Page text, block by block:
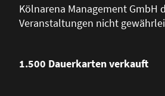
Kölnarena Management GmbH
Veranstaltungen nicht
1.500 Dauerkarten verkauft